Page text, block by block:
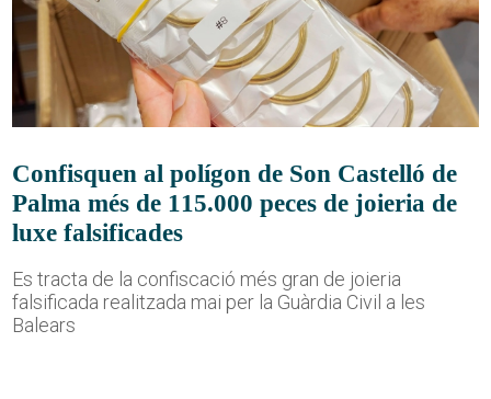
Confisquen al polígon de Son Castelló de
Palma més de 115.000 peces de joieria de
luxe falsificades
Es tracta de la confiscació més gran de joieria
falsificada realitzada mai per la Guàrdia Civil a les
Balears